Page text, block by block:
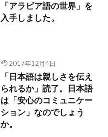
「アラビア語の世界」を
入手しました。
2017年12月4日
「日本語は親しさを伝え
られるか」読了。日本語
は「安心のコミュニケー
ション」なのでしょう
か。